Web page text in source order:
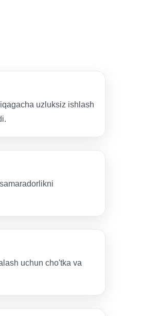
uzluksiz ishlash
uchun cho'tka va